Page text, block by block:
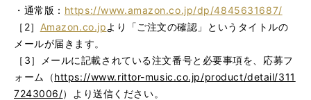
・通常版： https://www.amazon.co.jp/dp/4845631687/
［2］ Amazon.co.jpより「ご注文の確認」というタイトルの
メールが届きます。
［3］メールに記載されている注文番号と必要事項を、応募フ
ォーム（https://www.rittor-music.co.jp/product/detail/311
7243006/）より送信ください。